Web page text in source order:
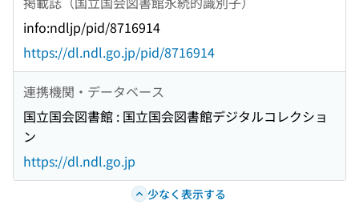
info:ndljp/pid/8716914
https://dl.ndl.go.jp/pid/8716914
連携機関・データベース
国立国会図書館 : 国立国会図書館デジタルコレクショ
ン
https://dl.ndl.go.jp
少なく表示する